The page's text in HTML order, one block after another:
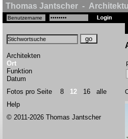
Thomas Jantscher -
Architekten
Ort
Funktion
Datum
Fotos pro Seite 8 12 16
alle
Help
© 2011-2026 Thomas Jantscher